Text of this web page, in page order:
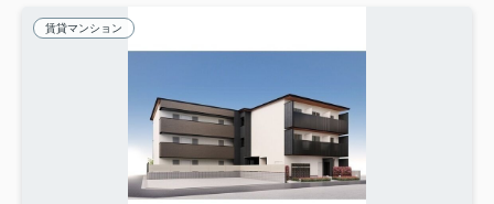
賃貸マンション